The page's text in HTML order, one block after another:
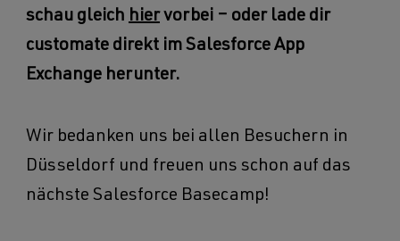
schau gleich hiervorbei – oder lade dir
customate direkt im Salesforce App
Exchange herunter.
Wir bedanken uns bei allen Besuchern in
Düsseldorf und freuen uns schon auf das
nächste Salesforce Basecamp!